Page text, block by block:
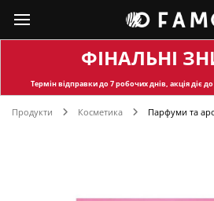
ФІНАЛЬНІ
Термін відправкидо 7 робочих днів, акція діє
Продукти Косметика Парфуми та